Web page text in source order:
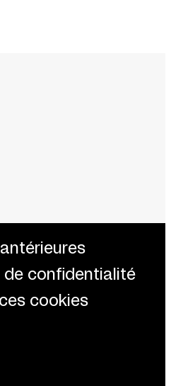
de confidentialité
cookies